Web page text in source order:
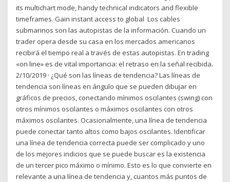
its multichart mode, handy technical indicators and flexible
timeframes. Gain instant access to global Los cables
submarinos son las autopistas de la información. Cuando un
trader opera desde su casa en los mercados americanos
recibirá el tiempo real a través de estas autopistas. En trading
«on line» es de vital importancia: el retraso en la señal recibida.
2/10/2019 · ¿Qué son las líneas de tendencia? Las líneas de
tendencia son líneas en ángulo que se pueden dibujar en
gráficos de precios, conectando mínimos oscilantes (swing) con
otros mínimos oscilantes o máximos oscilantes con otros
máximos oscilantes. Ocasionalmente, una línea de tendencia
puede conectar tanto altos como bajos oscilantes. Identificar
una línea de tendencia correcta puede ser complicado y uno
de los mejores indicios que se puede buscar es la existencia
de un tercer pico máximo o mínimo. Esto es lo que convierte en
relevante a una línea de tendencia y, cuantos más puntos de